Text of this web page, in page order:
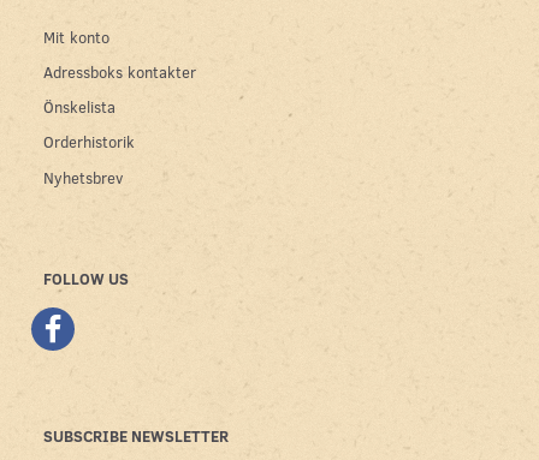
Mit konto
Adressboks kontakter
Önskelista
Orderhistorik
Nyhetsbrev
FOLLOW US
SUBSCRIBE NEWSLETTER